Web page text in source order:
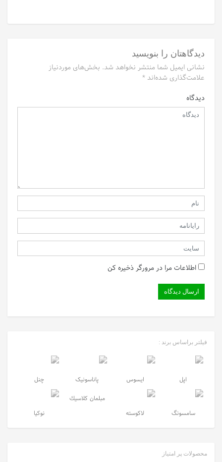
دیدگاهتان را بنویسید
نشانی ایمیل شما منتشر نخواهد شد. بخش‌های موردنیاز
علامت‌گذاری شده‌اند *
دیدگاه
اطلاعات مرا در مرورگر ذخیره کن
فیلتر براساس برند :
اپل ایسوس پاناسونیک چنل
سامسونگ لاکوسته
مبلمان كلاسيك
نوکیا
محصولات پر امتیاز